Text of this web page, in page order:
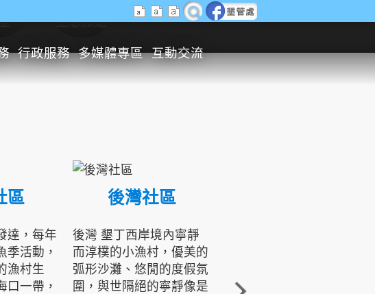
行政服務 多媒體專區 互動交流
生態旅遊
區
達，每年
季活動，
漁村生
口一帶，
後灣社區
後灣 墾丁西岸境內寧靜
而淳樸的小漁村，優美的
弧形沙灘、悠閒的度假氛
圍，與世隔絕的寧靜像是
角的端點，冬季海浪拍打